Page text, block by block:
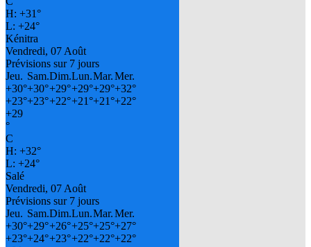
H: +31°
L: +24°
Kénitra
Vendredi, 07 Août
Prévisions sur 7 jours
Jeu. Sam.Dim.Lun.Mar.Mer.
+30°+30°+29°+29°+29°+32°
+23°+23°+22°+21°+21°+22°
+29
°
C
H: +32°
L: +24°
Salé
Vendredi, 07 Août
Prévisions sur 7 jours
Jeu. Sam.Dim.Lun.Mar.Mer.
+30°+29°+26°+25°+25°+27°
+23°+24°+23°+22°+22°+22°